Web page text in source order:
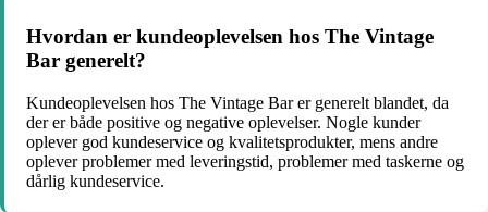
Hvordan er kundeoplevelsen hos The Vintage
Bar generelt?
Kundeoplevelsen hos The Vintage Bar er generelt blandet, da
der er både positive og negative oplevelser. Nogle kunder
oplever god kundeservice og kvalitetsprodukter, mens andre
oplever problemer med leveringstid, problemer med taskerne og
dårlig kundeservice.